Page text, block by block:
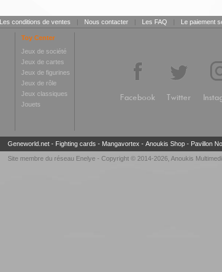
Les conditions de ventes | Nous contacter | Les FAQ | Le paiement
Toy Center
Jeux de société
Jeux de cartes
Jeux de figurines
Jeux de rôle
Jeux classiques
Jouets
Facebook Twitter
Geneworld.net- Fighting cards - Mangavortex - Anoukis Shop- Pavillon
Site membre du réseau Enelye - Copyright © 2014-2026, Anoukis